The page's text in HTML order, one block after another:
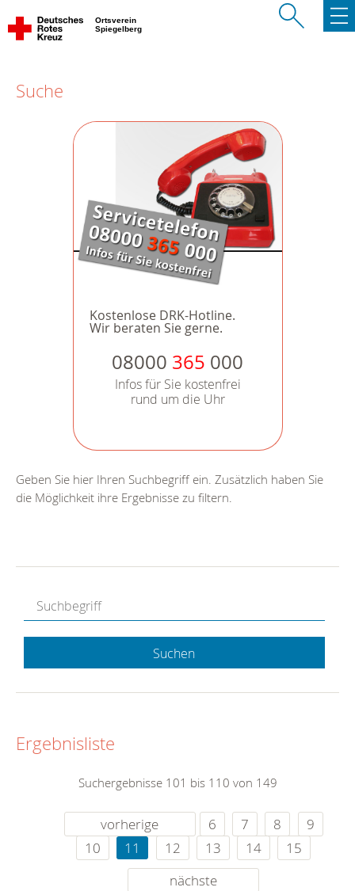
Ortsverein
Spiegelberg
Suche
Kostenlose DRK-Hotline.
Wir beraten Sie gerne.
08000 365 000
Infos für Sie kostenfrei
rund um die Uhr
Geben Sie hier Ihren Suchbegriff ein. Zusätzlich haben Sie
die Möglichkeit ihre Ergebnisse zu filtern.
Suchen
Ergebnisliste
Suchergebnisse 101 bis 110 von 149
vorherige 6 7 8
9
10
11 12 13 14
15
nächste